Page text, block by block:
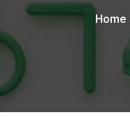
Home